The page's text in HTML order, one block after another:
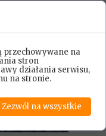
przechowywane na
stron
działania serwisu,
na stronie.
Zezwól na wszystkie